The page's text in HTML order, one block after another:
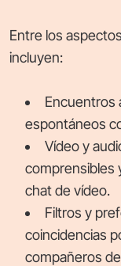
Entre los
incluyen:
Encuentros
espontáneos
Vídeo y
comprensibles
chat de vídeo.
Filtros y
coincidencias
compañeros